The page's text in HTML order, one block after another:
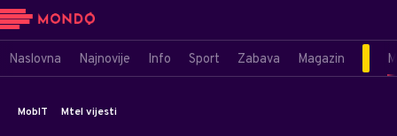
Naslovna Najnovije Info Sport Zabava Magazin
MobIT Mtel vijesti